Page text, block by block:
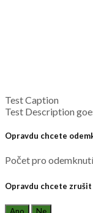
Test Caption
Test Description
Opravdu chcete
Počet pro
Opravdu chcete